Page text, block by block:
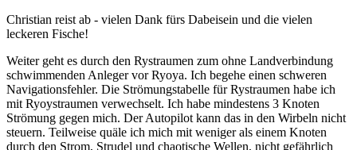
Christian reist ab - vielen Dank fürs Dabeisein und die vielen
leckeren Fische!
Weiter geht es durch den Rystraumen zum ohne Landverbindung
schwimmenden Anleger vor Ryoya. Ich begehe einen schweren
Navigationsfehler. Die Strömungstabelle für Rystraumen habe ich
mit Ryoystraumen verwechselt. Ich habe mindestens 3 Knoten
Strömung gegen mich. Der Autopilot kann das in den Wirbeln nicht
steuern. Teilweise quäle ich mich mit weniger als einem Knoten
durch den Strom, Strudel und chaotische Wellen, nicht gefährlich